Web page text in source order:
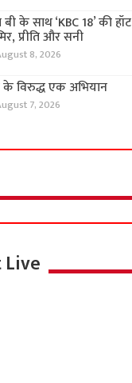
बी के साथ ‘KBC 18’ की
प्रीति और सनी
8, 2026
विरुद्ध एक अभियान
7, 2026